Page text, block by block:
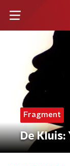
Fragment
De Kluis: